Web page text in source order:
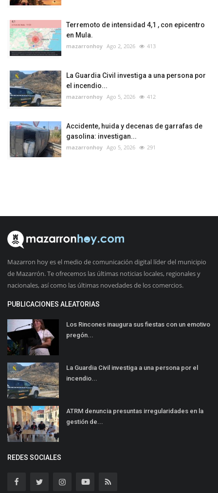
Terremoto de intensidad 4,1 , con epicentro
en Mula.
mazarronhoy Ago 2, 2026 413
La Guardia Civil investiga a una persona por
el incendio...
mazarronhoy Ago 5, 2026 412
Accidente, huida y decenas de garrafas de
gasolina: investigan...
mazarronhoy Ago 5, 2026 291
Mazarron hoy es el medio de comunicación digital líder del municipio
de Mazarrón. Te ofrecemos las últimas noticias locales, regionales y
nacionales, así como las últimas novedades de los comercios.
PUBLICACIONES ALEATORIAS
Los Rincones inaugura sus fiestas con un emotivo
pregón...
La Guardia Civil investiga a una persona por el
incendio...
ATRM denuncia presuntas irregularidades en la
gestión de...
REDES SOCIALES